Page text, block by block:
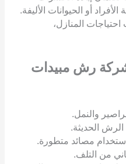
أو الحيوانات الأليفة.
المنازل،
رش مبيدات
والنمل.
الحديثة.
مصائد متطورة.
من التلف.